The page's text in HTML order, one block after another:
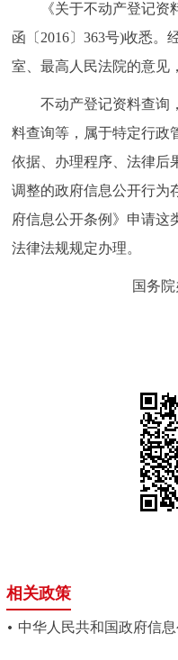
中介服务
12345网上接诉即办
参与调查
ITALIANO
《关于不动产登记资料
函〔2016〕363号)收悉。
室、最高人民法院的意见
不动产登记资料查询，
料查询等，属于特定行政
依据、办理程序、法律后
调整的政府信息公开行为
府信息公开条例》申请这
法律法规规定办理。
国务
相关政策
中华人民共和国政府信